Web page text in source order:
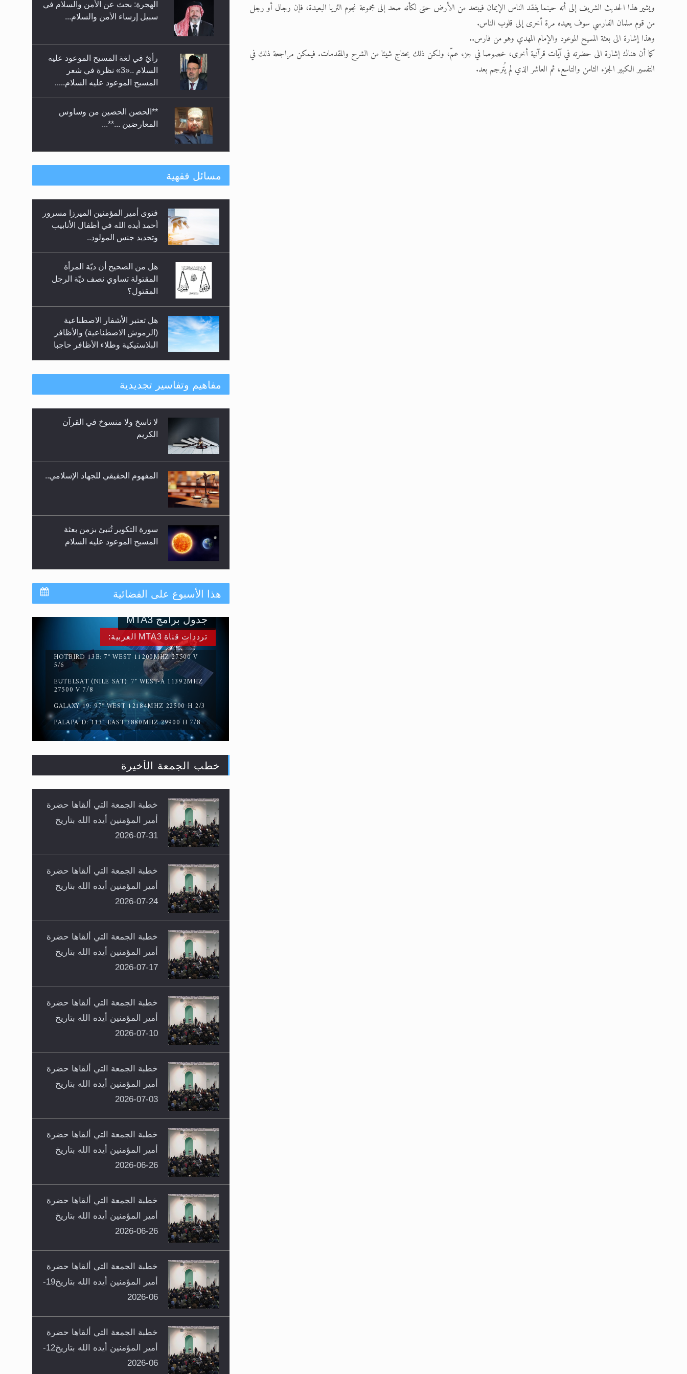
ويشير هذا الحديث الشريف إلى أنه حينما يفقد الناس الإيمان فيبتعد من الأرض حتى لكأنه صعد إلى مجموعة نجوم الثريا البعيدة، فإن رجال أو رجل
من قوم سلمان الفارسي سوف يعيده مرة أخرى إلى قلوب الناس.
وهذا إشارة الى بعثة المسيح الموعود والإمام المهدي وهو من فارس..
كما أن هناك إشارة الى حضرته في آيات قرآنية أخرى، خصوصا في جزء عمّ، ولكن ذلك يحتاج شيئا من الشرح والمقدمات. فيمكن مراجعة ذلك في
التفسير الكبير الجزء الثامن والتاسع، ثم العاشر الذي لم يُترجم بعد.
حفل توزيع الشهادات في الجامعة
الأحمدية بنيجيريا لعام 2025
الهجرة: بحث عن الأمن والسلام في
سبيل إرساء الأمن والسلام...
رأيٌ في لغة المسيح الموعود عليه
السلام ..«3» نظرة في شعر
المسيح الموعود عليه السلام.....
**الحصن الحصين من وساوس
المعارضين ...**...
متطلَّبات التّحريك الجديد...
رأيٌ في لغة المسيح الموعود عليه
السلام.. 4...
مسائل فقهية
فتوى أمير المؤمنين الميرزا مسرور
أحمد أيده الله في أطفال الأنابيب
وتحديد جنس المولود..
هل من الصحيح أن ديّة المرأة
المقتولة تساوي نصف ديّة الرجل
المقتول؟
هل تعتبر الأشفار الاصطناعية
(الرموش الاصطناعية) والأظافر
البلاستيكية وطلاء الأظافر حاجبا
هل يُحسب حول الزكاة وفق السنة
الميلادية أو الهجرية؟
هل يجوز فتح مشروع كوافير نسائي
للمحجبات وغير المحجبات؟
مفاهيم وتفاسير تجديدية
لا ناسخ ولا منسوخ في القرآن
الكريم
المفهوم الحقيقي للجهاد الإسلامي..
سورة التكوير تُنبئ بزمن بعثة
المسيح الموعود عليه السلام
حقيقة المسيح الدجال
القرآن قاضٍ وحكمٌ على السنة
ومهيمنٌ عليها.. ليس العكس
هذا الأسبوع على الفضائية
ترددات قناة MTA3 العربية:
HOTBIRD 13B: 7° WEST 11200MHZ 27500 V
5/6
EUTELSAT (NILE SAT): 7° WEST-A 11392MHZ
27500 V 7/8
GALAXY 19: 97° WEST 12184MHZ 22500 H 2/3
PALAPA D: 113° EAST 3880MHZ 29900 H 7/8
جدول برامج MTA3
خطب الجمعة الأخيرة
خطبة الجمعة التي ألقاها حضرة
أمير المؤمنين أيده الله بتاريخ
31-07-2026
خطبة الجمعة التي ألقاها حضرة
أمير المؤمنين أيده الله بتاريخ
24-07-2026
خطبة الجمعة التي ألقاها حضرة
أمير المؤمنين أيده الله بتاريخ
17-07-2026
خطبة الجمعة التي ألقاها حضرة
أمير المؤمنين أيده الله بتاريخ
10-07-2026
خطبة الجمعة التي ألقاها حضرة
أمير المؤمنين أيده الله بتاريخ
03-07-2026
خطبة الجمعة التي ألقاها حضرة
أمير المؤمنين أيده الله بتاريخ
26-06-2026
خطبة الجمعة التي ألقاها حضرة
أمير المؤمنين أيده الله بتاريخ
26-06-2026
خطبة الجمعة التي ألقاها حضرة
أمير المؤمنين أيده الله بتاريخ19-
06-2026
خطبة الجمعة التي ألقاها حضرة
أمير المؤمنين أيده الله بتاريخ12-
06-2026